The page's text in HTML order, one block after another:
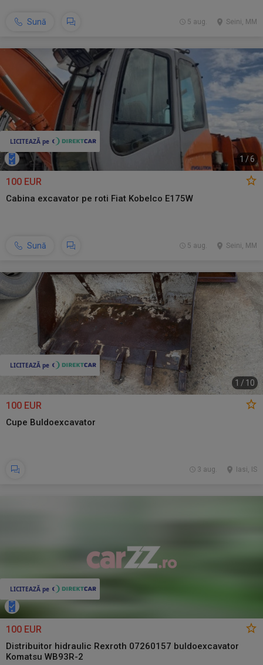
Sună Seini, MM
5 aug.
1 /6
100 EUR
Cabina excavator pe roti Fiat Kobelco E175W
Sună Seini, MM
5 aug.
1 / 10
100 EUR
Cupe Buldoexcavator
Iasi, IS
3 aug.
100 EUR
Distribuitor hidraulic Rexroth 07260157 buldoexcavator
Komatsu WB93R-2